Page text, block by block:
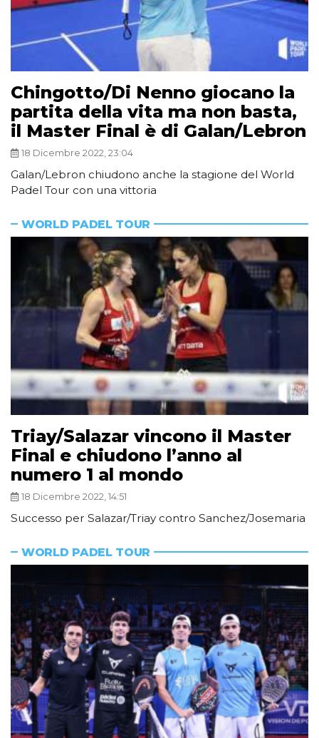
Chingotto/Di Nenno giocano la
partita della vita ma non basta,
il Master Final è di Galan/Lebron
18 Dicembre 2022, 23:04
Galan/Lebron chiudono anche la stagione del World
Padel Tour con una vittoria
WORLD PADEL TOUR
Triay/Salazar vincono il Master
Final e chiudono l’anno al
numero 1 al mondo
18 Dicembre 2022, 14:51
Successo per Salazar/Triay contro Sanchez/Josemaria
WORLD PADEL TOUR